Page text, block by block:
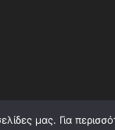
μας. Για